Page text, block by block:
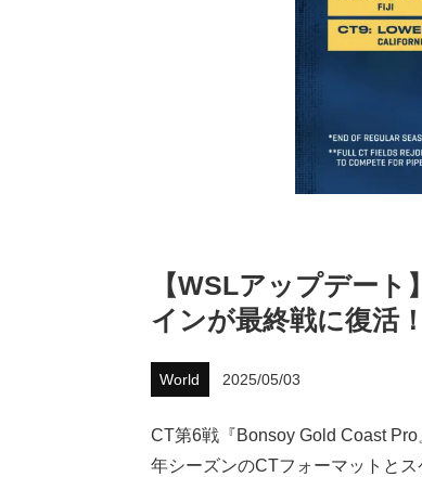
【WSLアップデー
インが最終戦に復活！
World 2025/05/03
CT第6戦『Bonsoy Gold Coast
年シーズンのCTフォーマットと